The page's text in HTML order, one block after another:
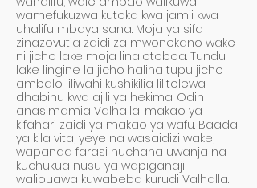
wamefukuzwa kutoka kwa jamii kwa
uhalifu mbaya sana. Moja ya sifa
zinazovutia zaidi za mwonekano wake
ni jicho lake moja linalotoboa. Tundu
lake lingine la jicho halina tupu jicho
ambalo liliwahi kushikilia lilitolewa
dhabihu kwa ajili ya hekima. Odin
anasimamia Valhalla, makao ya
kifahari zaidi ya makao ya wafu. Baada
ya kila vita, yeye na wasaidizi wake,
wapanda farasi huchana uwanja na
kuchukua nusu ya wapiganaji
waliouawa kuwabeba kurudi Valhalla.